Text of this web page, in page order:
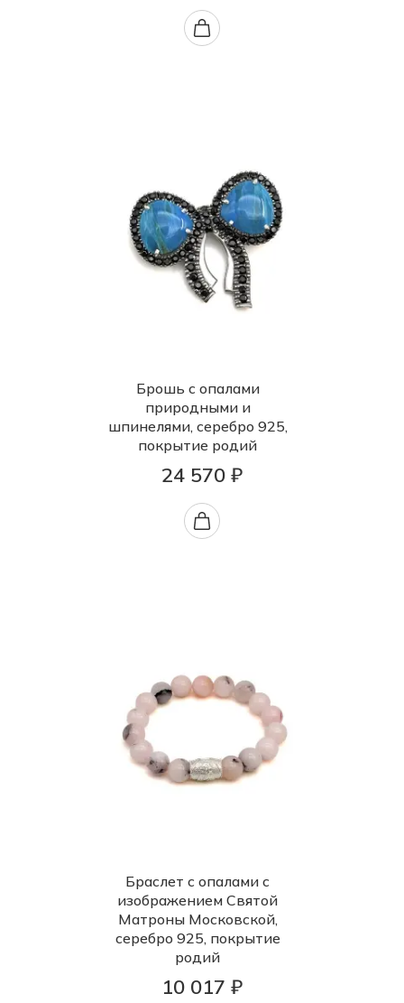
Брошь с опалами
природными и
шпинелями, серебро 925,
покрытие родий
24 570 ₽
Браслет с опалами с
изображением Святой
Матроны Московской,
серебро 925, покрытие
родий
10 017 ₽